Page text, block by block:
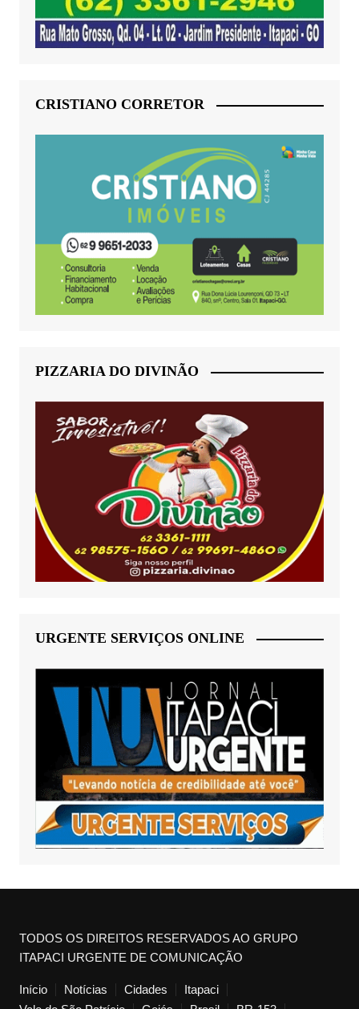
CRISTIANO CORRETOR
PIZZARIA DO DIVINÃO
URGENTE SERVIÇOS ONLINE
TODOS OS DIREITOS RESERVADOS AO GRUPO
ITAPACI URGENTE DE COMUNICAÇÃO
Início Notícias Cidades
Itapaci